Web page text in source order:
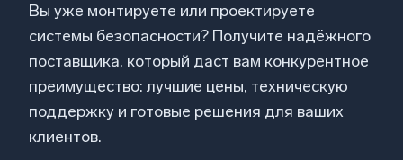
Вы уже монтируете или проектируете
системы безопасности? Получите надёжного
поставщика, который даст вам конкурентное
преимущество: лучшие цены, техническую
поддержку и готовые решения для ваших
клиентов.